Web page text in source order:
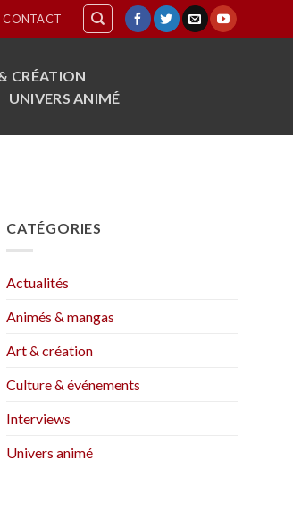
CONTACT
CRÉATION
UNIVERS ANIMÉ
CATÉGORIES
Actualités
Animés & mangas
Art & création
Culture & événements
Interviews
Univers animé